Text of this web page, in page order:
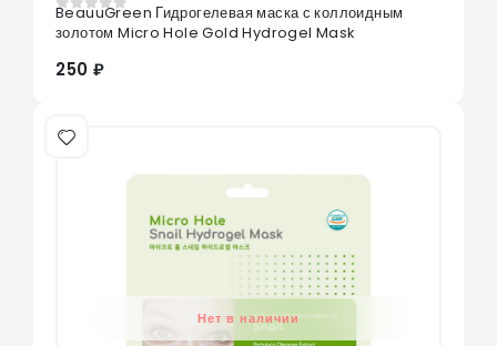
0 из 5
BeauuGreen Гидрогелевая маска с коллоидным
золотом Micro Hole Gold Hydrogel Mask
250 ₽
Нет в наличии